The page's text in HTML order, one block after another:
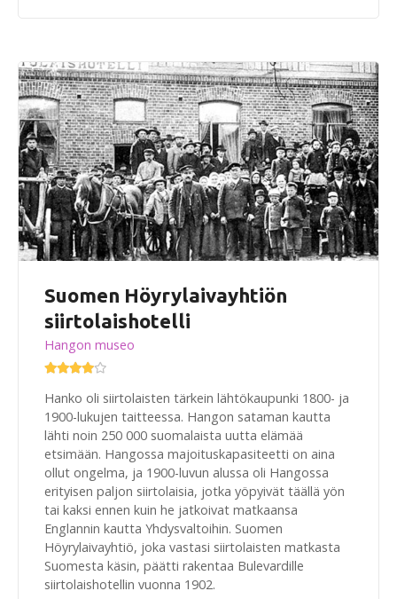
Suomen Höyrylaivayhtiön
siirtolaishotelli
Hangon museo
Hanko oli siirtolaisten tärkein lähtökaupunki 1800- ja
1900-lukujen taitteessa. Hangon sataman kautta
lähti noin 250 000 suomalaista uutta elämää
etsimään. Hangossa majoituskapasiteetti on aina
ollut ongelma, ja 1900-luvun alussa oli Hangossa
erityisen paljon siirtolaisia, jotka yöpyivät täällä yön
tai kaksi ennen kuin he jatkoivat matkaansa
Englannin kautta Yhdysvaltoihin. Suomen
Höyrylaivayhtiö, joka vastasi siirtolaisten matkasta
Suomesta käsin, päätti rakentaa Bulevardille
siirtolaishotellin vuonna 1902.